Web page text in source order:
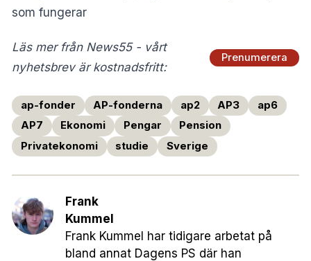
som fungerar
Läs mer från News55 - vårt
nyhetsbrev är kostnadsfritt:
Prenumerera
ap-fonder AP-fonderna ap2 AP3
ap6
AP7
Ekonomi Pengar
Pension
Privatekonomi
studie Sverige
Frank
Kummel
Frank Kummel har tidigare arbetat på
bland annat Dagens PS där han